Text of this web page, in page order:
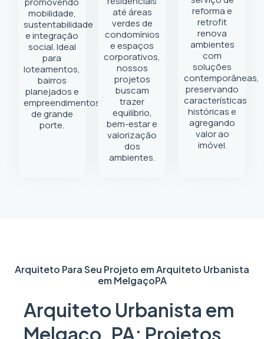
mobilidade,
sustentabilidade
e integração
social. Ideal
para
loteamentos,
bairros
planejados e
empreendimentos
de grande
porte.
até áreas
verdes de
condomínios
e espaços
corporativos,
nossos
projetos
buscam
trazer
equilíbrio,
bem-estar e
valorização
dos
ambientes.
reforma e
retrofit
renova
ambientes
com
soluções
contemporâneas,
preservando
características
históricas e
agregando
valor ao
imóvel.
Arquiteto Para Seu Projeto emArquiteto Urbanista
em MelgaçoPA
Arquiteto Urbanista em
Melgaço, PA: Projetos